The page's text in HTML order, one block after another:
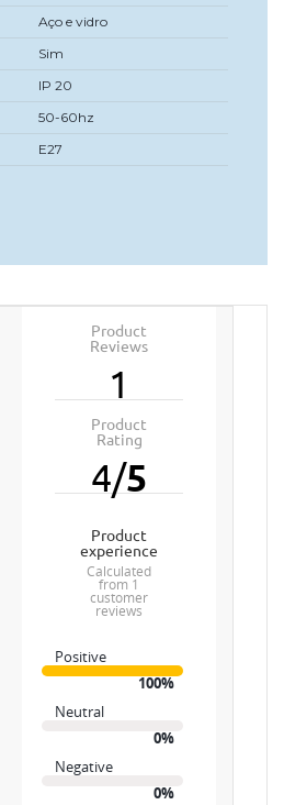
Aço e vidro
Sim
IP 20
50-60hz
E27
Product
Reviews
1
Product
Rating
4/5
product
experience
calculated
from 1
customer
reviews
Positive
100%
Neutral
0%
Negative
0%